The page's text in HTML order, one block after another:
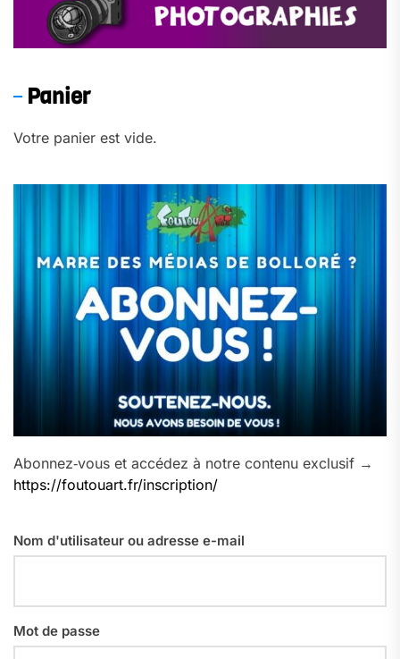
Panier
Votre panier est vide.
Abonnez‑vous et accédez à notre contenu exclusif →
https://foutouart.fr/inscription/
Nom d'utilisateur ou adresse e-mail
Mot de passe